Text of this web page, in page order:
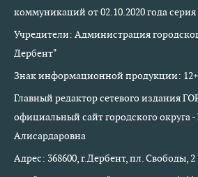
коммуникаций от 02.10.2020 года
Учредители: Администрация
Дербент"
Знак информационной продукции: 12+
Главный редактор сетевого издания
официальный сайт городского округа
Алисардаровна
Адрес: 368600, г.Дербент, пл. Свободы, 2